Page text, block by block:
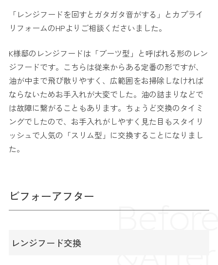
「レンジフードを回すとガタガタ音がする」とカプライ
リフォームのHPよりご相談くださいました。
K様邸のレンジフードは「ブーツ型」と呼ばれる形のレン
ジフードです。こちらは従来からある定番の形ですが、
油が中まで飛び散りやすく、広範囲をお掃除しなければ
ならないためお手入れが大変でした。油の詰まりなどで
は故障に繋がることもあります。ちょうど交換のタイミ
ングでしたので、お手入れがしやすく見た目もスタイリ
ッシュで人気の「スリム型」に交換することになりまし
た。
ビフォーアフター
レンジフード交換